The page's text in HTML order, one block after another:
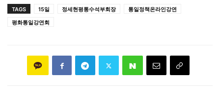
TAGS 15일 정세현평통수석부회장
통일정책온라인강연
평화통일강연회